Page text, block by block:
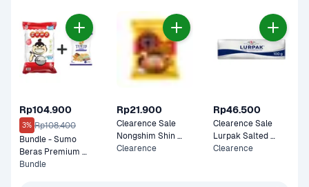
Rp104.900
3% Rp108.400
Bundle - Sumo
Beras Premium
Merah 5 kg & Tulip
Bundle
Rp21.900
Clearence Sale
Nongshim Shin
Ramyun Stir Fry
Clearence
Rp46.500
Clearence Sale
Lurpak Salted
Butter 100 gram
Clearence